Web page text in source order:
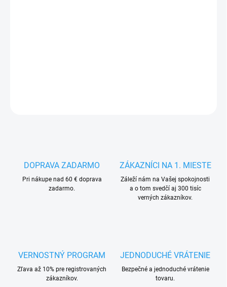
DOPRAVA ZADARMO
Pri nákupe nad 60 € doprava
zadarmo.
ZÁKAZNÍCI NA 1. MIESTE
Záleží nám na Vašej spokojnosti
a o tom svedčí aj 300 tisíc
verných zákazníkov.
VERNOSTNÝ PROGRAM
Zľava až 10% pre registrovaných
zákazníkov.
JEDNODUCHÉ VRÁTENIE
Bezpečné a jednoduché vrátenie
tovaru.